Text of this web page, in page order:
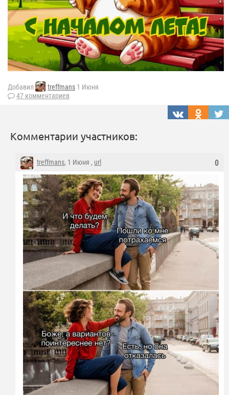
Добавил treffmans 1 Июня
47 комментариев
Комментарии участников:
0
treffmans, 1 Июня , url